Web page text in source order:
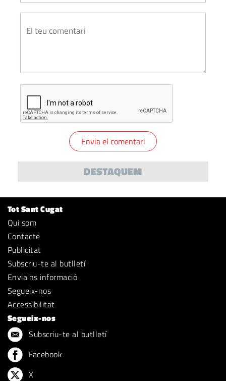
DESTAQUEM
Tot Sant Cugat
Qui som
Contacte
Publicitat
Subscriu-te al butlletí
Envia'ns informació
Segueix-nos
Accessibilitat
Segueix-nos
Subscriu-te al butlletí
Facebook
X